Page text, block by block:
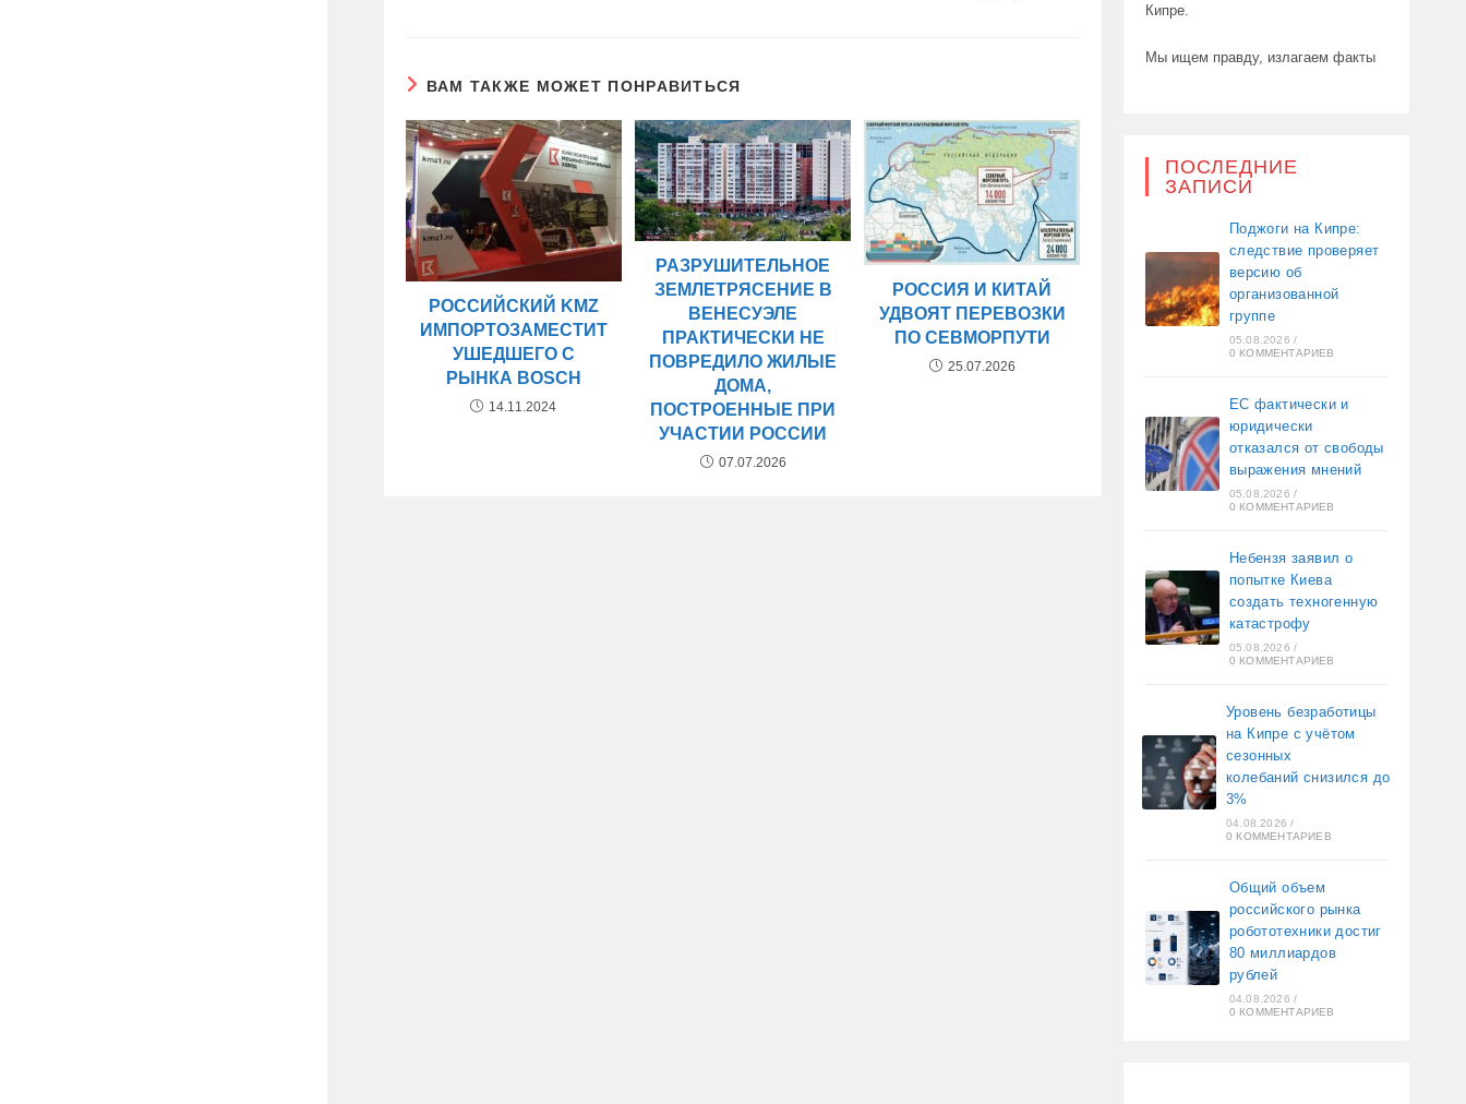
ВАМ ТАКЖЕ МОЖЕТ ПОНРАВИТЬСЯ
РОССИЙСКИЙ KMZ
ИМПОРТОЗАМЕСТИТ
УШЕДШЕГО С
РЫНКА BOSCH
14.11.2024
РАЗРУШИТЕЛЬНОЕ
ЗЕМЛЕТРЯСЕНИЕ В
ВЕНЕСУЭЛЕ
ПРАКТИЧЕСКИ НЕ
ПОВРЕДИЛО ЖИЛЫЕ
ДОМА,
ПОСТРОЕННЫЕ ПРИ
УЧАСТИИ РОССИИ
07.07.2026
РОССИЯ И КИТАЙ
УДВОЯТ ПЕРЕВОЗКИ
ПО СЕВМОРПУТИ
25.07.2026
Кипре.
Мы ищем правду, излагаем факты
ПОСЛЕДНИЕ
ЗАПИСИ
Поджоги на Кипре:
следствие проверяет
версию об
организованной
группе
05.08.2026 /
0 КОММЕНТАРИЕВ
ЕС фактически и
юридически
отказался от свободы
выражения мнений
05.08.2026 /
0 КОММЕНТАРИЕВ
Небензя заявил о
попытке Киева
создать техногенную
катастрофу
05.08.2026 /
0 КОММЕНТАРИЕВ
Уровень безработицы
на Кипре с учётом
сезонных
колебаний снизился до
3%
04.08.2026 /
0 КОММЕНТАРИЕВ
Общий объем
российского рынка
робототехники достиг
80 миллиардов
рублей
04.08.2026 /
0 КОММЕНТАРИЕВ